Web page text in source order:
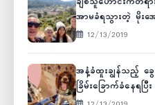
အာမခံရသွားတဲ့ မိုးအ
12/13/2019
အနံ့ခံထူးချွန်သည့် ခွ
ခြိမ်းခြောက်ခံနေ